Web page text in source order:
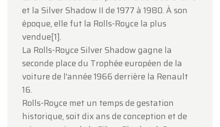
et la Silver Shadow II de 1977 à 1980. À son
époque, elle fut la Rolls-Royce la plus
vendue[1].
La Rolls-Royce Silver Shadow gagne la
seconde place du Trophée européen de la
voiture de l'année 1966 derrière la Renault
16.
Rolls-Royce met un temps de gestation
historique, soit dix ans de conception et de